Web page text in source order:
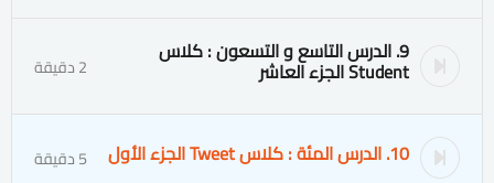
9. الدرس التاسع و التسعون : كلاس
Student الجزء العاشر 2 دقيقة
10. الدرس المئة : كلاس Tweet الجزء الأول 5 دقيقة